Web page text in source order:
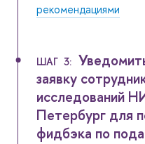
рекомендациями
ШАГ 3:
заявку
исследований
Петербург для
фидбэка по